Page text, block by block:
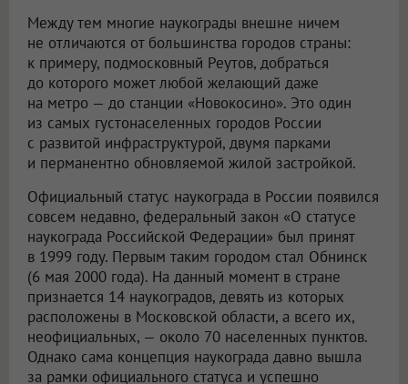
Между тем многие наукограды внешне ничем
не отличаются от большинства городов страны:
к примеру, подмосковный Реутов, добраться
до которого может любой желающий даже
на метро — до станции «Новокосино». Это один
из самых густонаселенных городов России
с развитой инфраструктурой, двумя парками
и перманентно обновляемой жилой застройкой.
Официальный статус наукограда в России появился
совсем недавно, федеральный закон «О статусе
наукограда Российской Федерации» был принят
в 1999 году. Первым таким городом стал Обнинск
(6 мая 2000 года). На данный момент в стране
признается 14 наукоградов, девять из которых
расположены в Московской области, а всего их,
неофициальных, — около 70 населенных пунктов.
Однако сама концепция наукограда давно вышла
за рамки официального статуса и успешно